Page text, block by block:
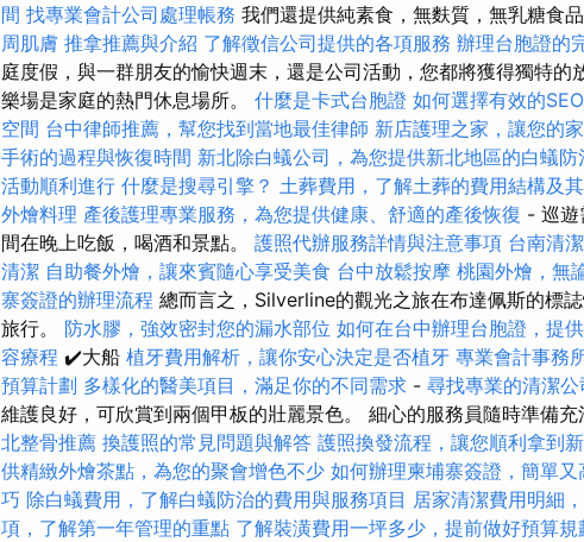
間 找專業會計公司處理帳務 我們還提供純素食，無麩質，無乳糖食品
周肌膚 推拿推薦與介紹 了解徵信公司提供的各項服務 辦理台胞證的
庭度假，與一群朋友的愉快週末，還是公司活動，您都將獲得獨特的
樂場是家庭的熱門休息場所。 什麼是卡式台胞證 如何選擇有效的
空間 台中律師推薦，幫您找到當地最佳律師 新店護理之家，讓您的
手術的過程與恢復時間 新北除白蟻公司，為您提供新北地區的白蟻防
活動順利進行 什麼是搜尋引擎？ 土葬費用，了解土葬的費用結構及
外燴料理 產後護理專業服務，為您提供健康、舒適的產後恢復 - 巡遊
間在晚上吃飯，喝酒和景點。 護照代辦服務詳情與注意事項 台南清
清潔 自助餐外燴，讓來賓隨心享受美食 台中放鬆按摩 桃園外燴，無
寨簽證的辦理流程 總而言之，Silverline的觀光之旅在布達佩斯的標
旅行。 防水膠，強效密封您的漏水部位 如何在台中辦理台胞證，提
容療程 ✔️大船 植牙費用解析，讓你安心決定是否植牙 專業會計事務
預算計劃 多樣化的醫美項目，滿足你的不同需求 - 尋找專業的清潔
維護良好，可欣賞到兩個甲板的壯麗景色。 細心的服務員隨時準備充
北整骨推薦 換護照的常見問題與解答 護照換發流程，讓您順利拿到
供精緻外燴茶點，為您的聚會增色不少 如何辦理柬埔寨簽證，簡單又
巧 除白蟻費用，了解白蟻防治的費用與服務項目 居家清潔費用明細
項，了解第一年管理的重點 了解裝潢費用一坪多少，提前做好預算規